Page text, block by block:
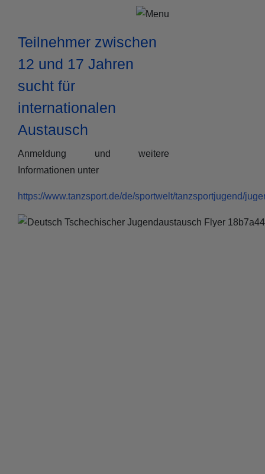
Teilnehmer zwischen
12 und 17 Jahren
sucht für
internationalen
Austausch
Anmeldung und weitere
Informationen unter
https://www.tanzsport.de/de/sportwelt/tanzsportjugend/